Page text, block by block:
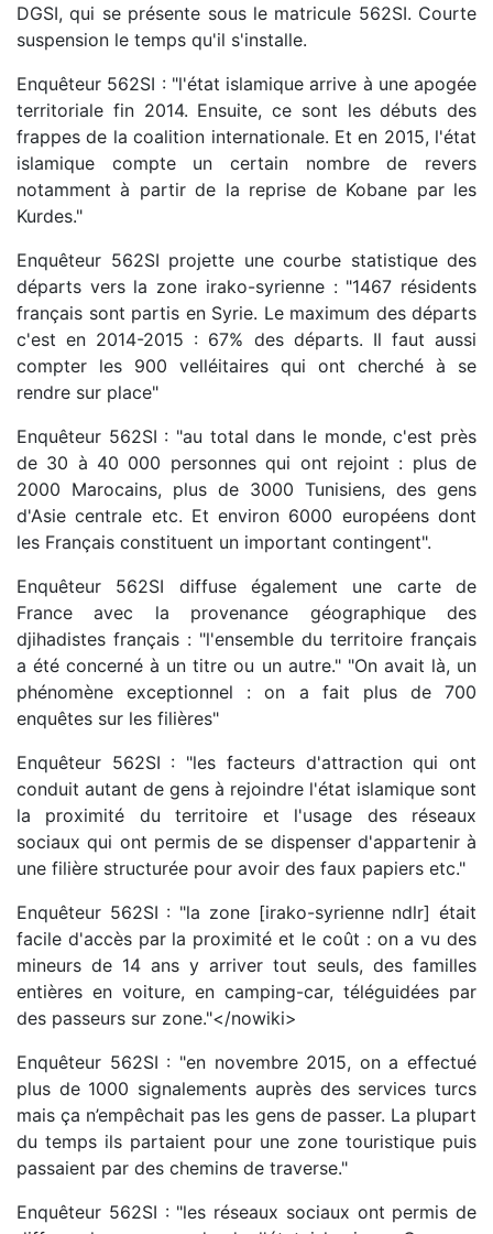
DGSI, qui se présente sous le matricule 562SI. Courte
suspension le temps qu'il s'installe.
Enquêteur 562SI : "l'état islamique arrive à une apogée
territoriale fin 2014. Ensuite, ce sont les débuts des
frappes de la coalition internationale. Et en 2015, l'état
islamique compte un certain nombre de revers
notamment à partir de la reprise de Kobane par les
Kurdes."
Enquêteur 562SI projette une courbe statistique des
départs vers la zone irako-syrienne : "1467 résidents
français sont partis en Syrie. Le maximum des départs
c'est en 2014-2015 : 67% des départs. Il faut aussi
compter les 900 velléitaires qui ont cherché à se
rendre sur place"
Enquêteur 562SI : "au total dans le monde, c'est près
de 30 à 40 000 personnes qui ont rejoint : plus de
2000 Marocains, plus de 3000 Tunisiens, des gens
d'Asie centrale etc. Et environ 6000 européens dont
les Français constituent un important contingent".
Enquêteur 562SI diffuse également une carte de
France avec la provenance géographique des
djihadistes français : "l'ensemble du territoire français
a été concerné à un titre ou un autre." "On avait là, un
phénomène exceptionnel : on a fait plus de 700
enquêtes sur les filières"
Enquêteur 562SI : "les facteurs d'attraction qui ont
conduit autant de gens à rejoindre l'état islamique sont
la proximité du territoire et l'usage des réseaux
sociaux qui ont permis de se dispenser d'appartenir à
une filière structurée pour avoir des faux papiers etc."
Enquêteur 562SI : "la zone [irako-syrienne ndlr] était
facile d'accès par la proximité et le coût : on a vu des
mineurs de 14 ans y arriver tout seuls, des familles
entières en voiture, en camping-car, téléguidées par
des passeurs sur zone."</nowiki>
Enquêteur 562SI : "en novembre 2015, on a effectué
plus de 1000 signalements auprès des services turcs
mais ça n’empêchait pas les gens de passer. La plupart
du temps ils partaient pour une zone touristique puis
passaient par des chemins de traverse."
Enquêteur 562SI : "les réseaux sociaux ont permis de